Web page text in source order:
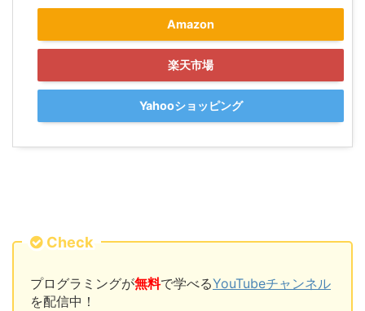
Amazon
楽天市場
Yahooショッピング
Check
プログラミングが無料で学べるYouTubeチャンネル
を配信中！